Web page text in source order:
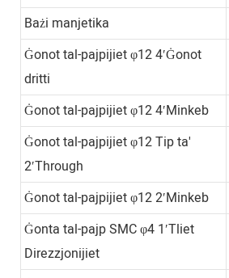
Bażi manjetika
Ġonot tal-pajpijiet φ12 4′Ġonot
dritti
Ġonot tal-pajpijiet φ12 4′Minkeb
Ġonot tal-pajpijiet φ12 Tip ta'
2′Through
Ġonot tal-pajpijiet φ12 2′Minkeb
Ġonta tal-pajp SMC φ4 1′Tliet
Direzzjonijiet